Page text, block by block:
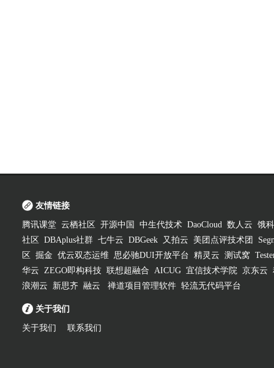
友情链接
腾讯课堂 云栖社区 开源中国 中生代技术 DaoCloud 数人云 饿
社区
DBAplus社群 七牛云 DBGeek 又拍云 美团点评技术团
区
掘金 优云双态运维 思必驰DUI开放平台 精灵云 测试窝
华云 ZEGO即构科技 联想超融合 AICUG 宜信技术学院 京东云
浪潮云
新思齐 融云 禅道项目管理软件 轻流无代码平台
关于我们
关于我们 联系我们